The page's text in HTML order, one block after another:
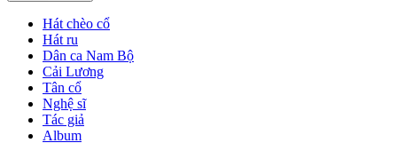
Hát chèo cổ
Hát ru
Dân ca Nam Bộ
Cải Lương
Tân cổ
Nghệ sĩ
Tác giả
Album